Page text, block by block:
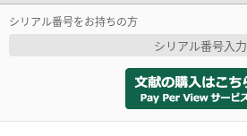
シリアル番号をお持ちの方
シリアル番号入力